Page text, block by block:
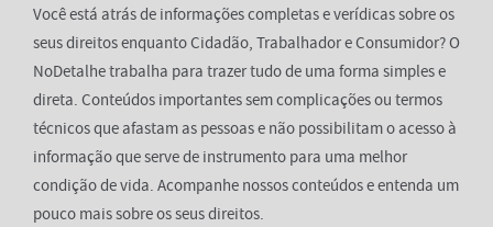
Você está atrás de informações completas e verídicas sobre os
seus direitos enquanto Cidadão, Trabalhador e Consumidor? O
NoDetalhe trabalha para trazer tudo de uma forma simples e
direta. Conteúdos importantes sem complicações ou termos
técnicos que afastam as pessoas e não possibilitam o acesso à
informação que serve de instrumento para uma melhor
condição de vida. Acompanhe nossos conteúdos e entenda um
pouco mais sobre os seus direitos.